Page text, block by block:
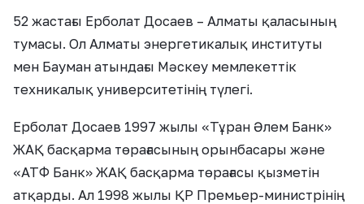
52 жастағы Ерболат Досаев – Алматы қаласының
тумасы. Ол Алматы энергетикалық институты
мен Бауман атындағы Мәскеу мемлекеттік
техникалық университетінің түлегі.
Ерболат Досаев 1997 жылы «Тұран Әлем Банк»
ЖАҚ басқарма төрағасының орынбасары және
«АТФ Банк» ЖАҚ басқарма төрағасы қызметін
атқарды. Ал 1998 жылы ҚР Премьер-министрінің